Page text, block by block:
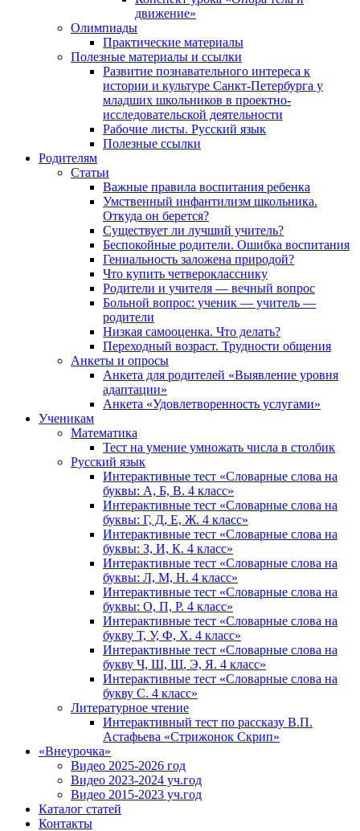
движение»
Олимпиады
Практические материалы
Полезные материалы и ссылки
Развитие познавательного интереса к
истории и культуре Санкт-Петербурга у
младших школьников в проектно-
исследовательской деятельности
Рабочие листы. Русский язык
Полезные ссылки
Родителям
Статьи
Важные правила воспитания ребенка
Умственный инфантилизм школьника.
Откуда он берется?
Существует ли лучший учитель?
Беспокойные родители. Ошибка воспитания
Гениальность заложена природой?
Что купить четверокласснику
Родители и учителя — вечный вопрос
Больной вопрос: ученик — учитель —
родители
Низкая самооценка. Что делать?
Переходный возраст. Трудности общения
Анкеты и опросы
Анкета для родителей «Выявление уровня
адаптации»
Анкета «Удовлетворенность услугами»
Ученикам
Математика
Тест на умение умножать числа в столбик
Русский язык
Интерактивные тест «Словарные слова на
буквы: А, Б, В. 4 класс»
Интерактивные тест «Словарные слова на
буквы: Г, Д, Е, Ж. 4 класс»
Интерактивные тест «Словарные слова на
буквы: З, И, К. 4 класс»
Интерактивные тест «Словарные слова на
буквы: Л, М, Н. 4 класс»
Интерактивные тест «Словарные слова на
буквы: О, П, Р. 4 класс»
Интерактивные тест «Словарные слова на
букву Т, У, Ф, Х. 4 класс»
Интерактивные тест «Словарные слова на
букву Ч, Ш, Щ, Э, Я. 4 класс»
Интерактивные тест «Словарные слова на
букву С. 4 класс»
Литературное чтение
Интерактивный тест по рассказу В.П.
Астафьева «Стрижонок Скрип»
«Внеурочка»
Видео 2025-2026 год
Видео 2023-2024 уч.год
Видео 2015-2023 уч.год
Каталог статей
Контакты